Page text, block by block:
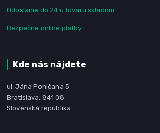
Odoslanie do 24 u tovaru skladom
Bezpečné online platby
Kde nás nájdete
ul. Jána Poničana 5
Bratislava, 841 08
Slovenská republika